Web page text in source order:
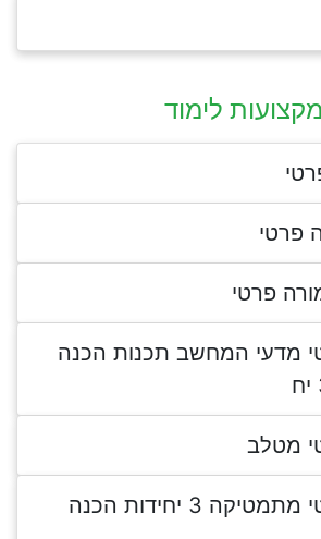
מקצועות לימוד
מדעי המחשב תכנות הכנה
מטלב
מורה פרטי מתמטיקה 3 יחידות הכנה